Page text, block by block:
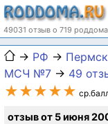
49031 отзыв о 719
→ РФ →
МСЧ №7 → 49
★★★★★
отзыв от 5 июня